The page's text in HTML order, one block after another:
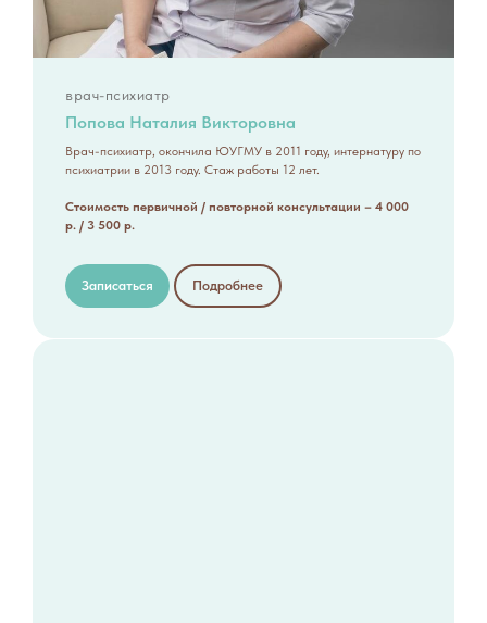
врач-психиатр
Попова Наталия Викторовна
Врач-психиатр, окончила ЮУГМУ в 2011 году, интернатуру по
психиатрии в 2013 году. Стаж работы 12 лет.
Стоимость первичной / повторной консультации – 4 000
р. / 3 500 р.
Записаться Подробнее